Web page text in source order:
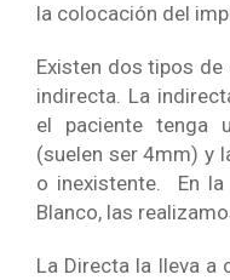
la colocación del
Existen dos tipos de
indirecta. La
el paciente tenga
(suelen ser 4mm) y
o inexistente. En la
Blanco, las
La Directa la lleva a